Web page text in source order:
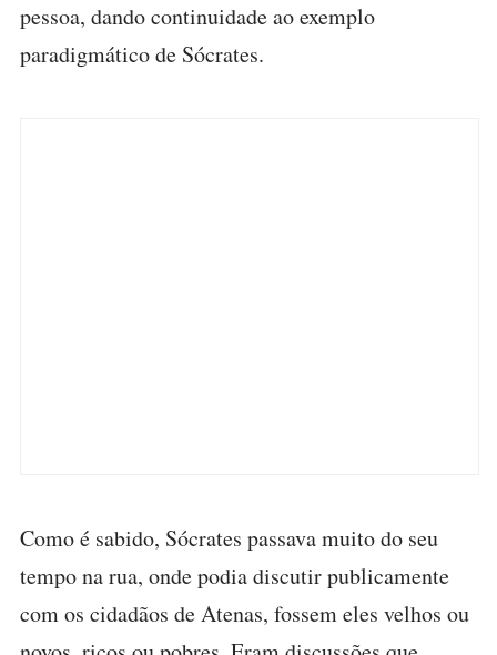
pessoa, dando continuidade ao exemplo
paradigmático de Sócrates.
Como é sabido, Sócrates passava muito do seu
tempo na rua, onde podia discutir publicamente
com os cidadãos de Atenas, fossem eles velhos ou